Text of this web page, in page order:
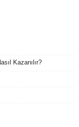
Kazanılır?